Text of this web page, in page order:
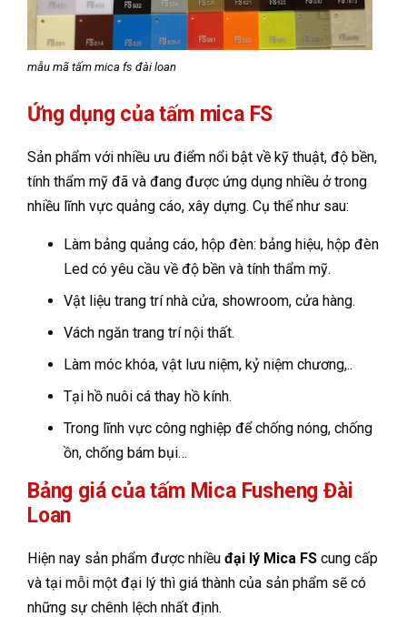
mẫu mã tấm mica fs đài loan
Ứng dụng của tấm mica FS
Sản phẩm với nhiều ưu điểm nổi bật về kỹ thuật, độ bền,
tính thẩm mỹ đã và đang được ứng dụng nhiều ở trong
nhiều lĩnh vực quảng cáo, xây dựng. Cụ thể như sau:
Làm bảng quảng cáo, hộp đèn: bảng hiệu, hộp đèn
Led có yêu cầu về độ bền và tính thẩm mỹ.
Vật liệu trang trí nhà cửa, showroom, cửa hàng.
Vách ngăn trang trí nội thất.
Làm móc khóa, vật lưu niệm, kỷ niệm chương,..
Tại hồ nuôi cá thay hồ kính.
Trong lĩnh vực công nghiệp để chống nóng, chống
ồn, chống bám bụi…
Bảng giá của tấm Mica Fusheng Đài
Loan
Hiện nay sản phẩm được nhiều đại lý Mica FS cung cấp
và tại mỗi một đại lý thì giá thành của sản phẩm sẽ có
những sự chênh lệch nhất định.